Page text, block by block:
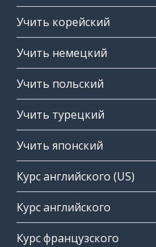
Учить корейский
Учить немецкий
Учить польский
Учить турецкий
Учить японский
Курс английского (US)
Курс английского
Курс французского